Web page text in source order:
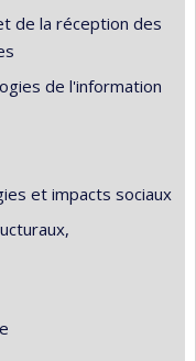
de la réception des
de l'information
et impacts sociaux